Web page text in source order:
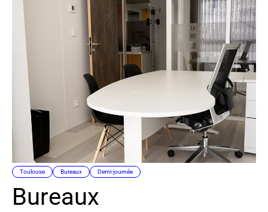
Toulouse Bureaux Demi-journée
Bureaux